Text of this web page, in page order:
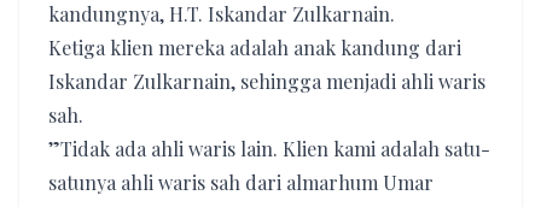
kandungnya, H.T. Iskandar Zulkarnain.
Ketiga klien mereka adalah anak kandung dari
Iskandar Zulkarnain, sehingga menjadi ahli waris
sah.
”Tidak ada ahli waris lain. Klien kami adalah satu-
satunya ahli waris sah dari almarhum Umar